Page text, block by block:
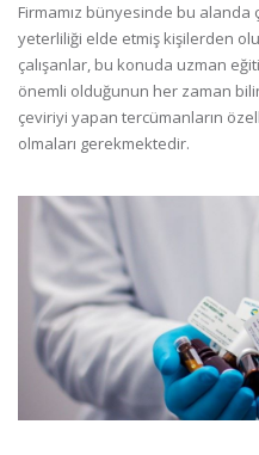
Firmamız bünyesinde bu alanda
yeterliliği elde etmiş kişilerden
çalışanlar, bu konuda uzman
önemli olduğunun her zaman
çeviriyi yapan tercümanların
olmaları gerekmektedir.